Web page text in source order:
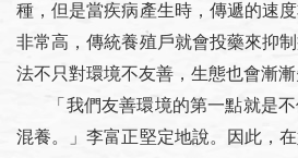
種，但是當疾病產生時，傳遞的速
非常高，傳統養殖戶就會投藥來抑
法不只對環境不友善，生態也會漸漸
「我們友善環境的第一點就是不
混養。」李富正堅定地說。因此，